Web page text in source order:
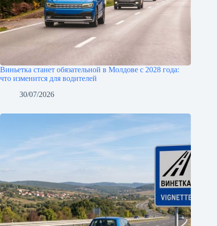
Виньетка станет обязательной в Молдове с 2028 года:
что изменится для водителей
30/07/2026